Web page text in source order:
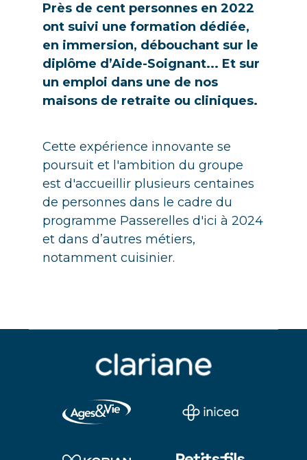
Près de cent personnes en 2022
ont suivi une formation dédiée,
en immersion, débouchant sur le
diplôme d’Aide-Soignant... Et sur
un emploi dans une de nos
maisons de retraite ou cliniques.
Cette expérience innovante se
poursuit et l'ambition du groupe
est d'accueillir plusieurs centaines
de personnes dans le cadre du
programme Passerelles d'ici à 2024
et dans d’autres métiers,
notamment cuisinier.